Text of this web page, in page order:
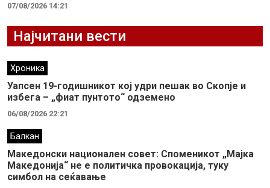
07/08/2026 14:21
Најчитани вести
Хроника
Уапсен 19-годишникот кој удри пешак во Скопје и
избега – „фиат пунтото“ одземено
06/08/2026 22:21
Балкан
Македонски национален совет: Споменикот „Мајка
Македонија“ не е политичка провокација, туку
симбол на сеќавање